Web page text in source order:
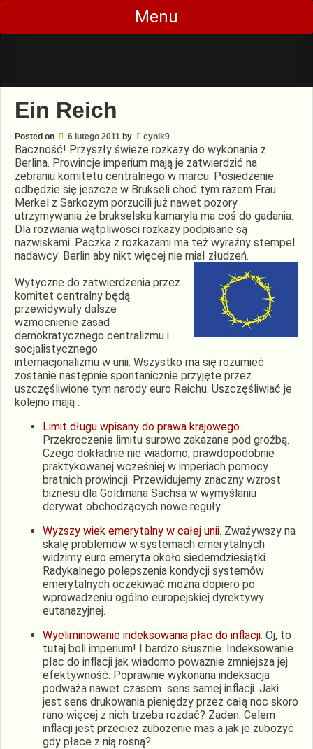
Skip
content
Menu
Ein Reich
Posted on 6 lutego 2011 by cynik9
Baczność! Przyszły świeże rozkazy do wykonania z
Berlina. Prowincje imperium mają je zatwierdzić na
zebraniu komitetu centralnego w marcu. Posiedzenie
odbędzie się jeszcze w Brukseli choć tym razem Frau
Merkel z Sarkozym porzucili już nawet pozory
utrzymywania że brukselska kamaryla ma coś do gadania.
Dla rozwiania wątpliwości rozkazy podpisane są
nazwiskami. Paczka z rozkazami ma też wyraźny stempel
nadawcy: Berlin aby nikt więcej nie miał złudzeń.
Wytyczne do zatwierdzenia przez
komitet centralny będą
przewidywały dalsze
wzmocnienie zasad
demokratycznego centralizmu i
socjalistycznego
internacjonalizmu w unii. Wszystko ma się rozumieć
zostanie następnie spontanicznie przyjęte przez
uszczęśliwione tym narody euro Reichu. Uszczęśliwiać je
kolejno mają :
Limit długu wpisany do prawa krajowego.
Przekroczenie limitu surowo zakazane pod groźbą.
Czego dokładnie nie wiadomo, prawdopodobnie
praktykowanej wcześniej w imperiach pomocy
bratnich prowincji. Przewidujemy znaczny wzrost
biznesu dla Goldmana Sachsa w wymyślaniu
derywat obchodzących nowe reguły.
Wyższy wiek emerytalny w całej unii. Zważywszy na
skalę problemów w systemach emerytalnych
widzimy euro emeryta około siedemdziesiątki.
Radykalnego polepszenia kondycji systemów
emerytalnych oczekiwać można dopiero po
wprowadzeniu ogólno europejskiej dyrektywy
eutanazyjnej.
Wyeliminowanie indeksowania płac do inflacji. Oj, to
tutaj boli imperium! I bardzo słusznie. Indeksowanie
płac do inflacji jak wiadomo poważnie zmniejsza jej
efektywność. Poprawnie wykonana indeksacja
podważa nawet czasem sens samej inflacji. Jaki
jest sens drukowania pieniędzy przez całą noc skoro
rano więcej z nich trzeba rozdać? Żaden. Celem
inflacji jest przecież zubożenie mas a jak je zubożyć
gdy płace z nią rosną?